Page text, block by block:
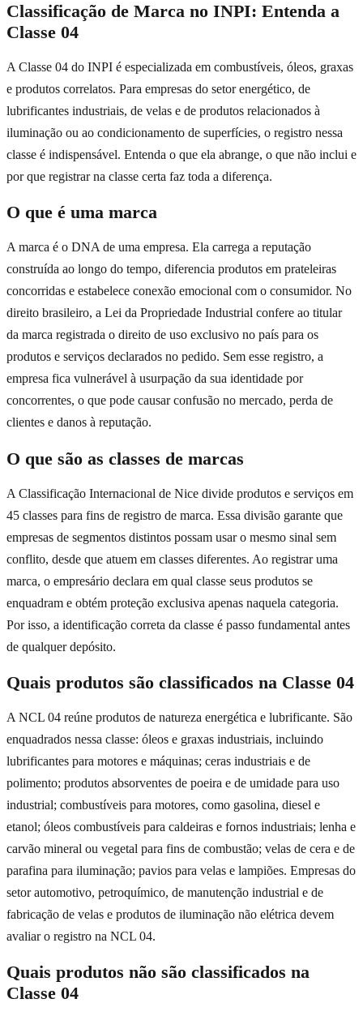
Classificação de Marca no INPI: Entenda a
Classe 04
A Classe 04 do INPI é especializada em combustíveis, óleos, graxas
e produtos correlatos. Para empresas do setor energético, de
lubrificantes industriais, de velas e de produtos relacionados à
iluminação ou ao condicionamento de superfícies, o registro nessa
classe é indispensável. Entenda o que ela abrange, o que não inclui e
por que registrar na classe certa faz toda a diferença.
O que é uma marca
A marca é o DNA de uma empresa. Ela carrega a reputação
construída ao longo do tempo, diferencia produtos em prateleiras
concorridas e estabelece conexão emocional com o consumidor. No
direito brasileiro, a Lei da Propriedade Industrial confere ao titular
da marca registrada o direito de uso exclusivo no país para os
produtos e serviços declarados no pedido. Sem esse registro, a
empresa fica vulnerável à usurpação da sua identidade por
concorrentes, o que pode causar confusão no mercado, perda de
clientes e danos à reputação.
O que são as classes de marcas
A Classificação Internacional de Nice divide produtos e serviços em
45 classes para fins de registro de marca. Essa divisão garante que
empresas de segmentos distintos possam usar o mesmo sinal sem
conflito, desde que atuem em classes diferentes. Ao registrar uma
marca, o empresário declara em qual classe seus produtos se
enquadram e obtém proteção exclusiva apenas naquela categoria.
Por isso, a identificação correta da classe é passo fundamental antes
de qualquer depósito.
Quais produtos são classificados na Classe 04
A NCL 04 reúne produtos de natureza energética e lubrificante. São
enquadrados nessa classe: óleos e graxas industriais, incluindo
lubrificantes para motores e máquinas; ceras industriais e de
polimento; produtos absorventes de poeira e de umidade para uso
industrial; combustíveis para motores, como gasolina, diesel e
etanol; óleos combustíveis para caldeiras e fornos industriais; lenha e
carvão mineral ou vegetal para fins de combustão; velas de cera e de
parafina para iluminação; pavios para velas e lampiões. Empresas do
setor automotivo, petroquímico, de manutenção industrial e de
fabricação de velas e produtos de iluminação não elétrica devem
avaliar o registro na NCL 04.
Quais produtos não são classificados na
Classe 04